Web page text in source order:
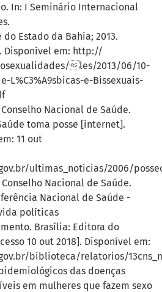
In: I Seminário Internacional
Estado da Bahia; 2013.
Disponível em: http://
les/2013/06/10-
L%C3%A9sbicas-e-Bissexuais-
Nacional de Saúde.
toma posse [internet].
11 out
ultimas_noticias/2006/
Nacional de Saúde.
Nacional de Saúde -
políticas
Brasília: Editora do
10 out 2018]. Disponível em:
biblioteca/relatorios/
das doenças
em mulheres que fazem sexo